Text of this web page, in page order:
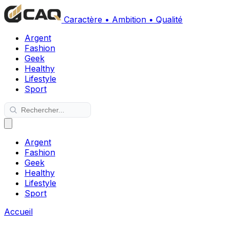
Caractère • Ambition • Qualité
Argent
Fashion
Geek
Healthy
Lifestyle
Sport
Argent
Fashion
Geek
Healthy
Lifestyle
Sport
Accueil